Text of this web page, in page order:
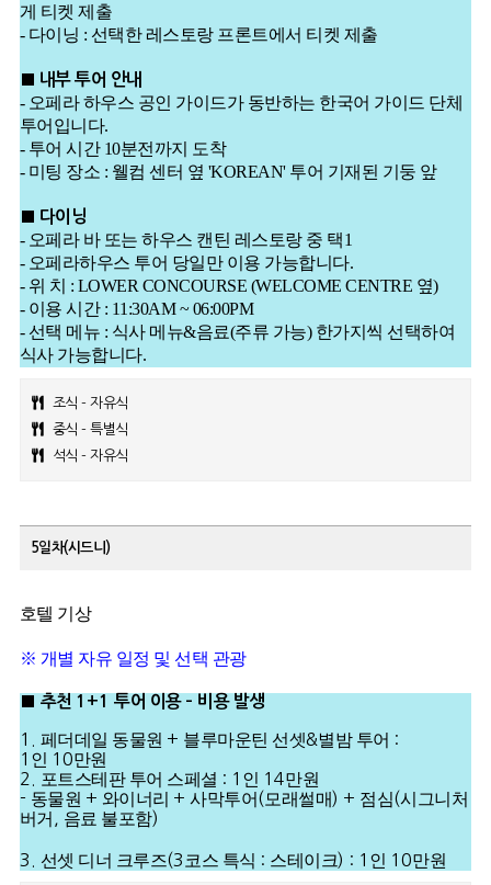
게 티켓 제출
- 다이닝 : 선택한 레스토랑 프론트에서 티켓 제출
■ 내부 투어 안내
- 오페라 하우스 공인 가이드가 동반하는 한국어 가이드 단체
투어입니다.
- 투어 시간 10분전까지 도착
- 미팅 장소 : 웰컴 센터 옆 'KOREAN' 투어 기재된 기둥 앞
■ 다이닝
- 오페라 바 또는 하우스 캔틴 레스토랑 중 택1
- 오페라하우스 투어 당일만 이용 가능합니다.
- 위 치 : LOWER CONCOURSE (WELCOME CENTRE 옆)
- 이용 시간 : 11:30AM ~ 06:00PM
- 선택 메뉴 : 식사 메뉴&음료(주류 가능) 한가지씩 선택하여
식사 가능합니다.
조식 - 자유식
중식 - 특별식
석식 - 자유식
5일차(시드니)
호텔 기상
※ 개별 자유 일정 및 선택 관광
추천 1+1투어 이용 – 비용 발생
1. 페더데일 동물원 + 블루마운틴 선셋&별밤 투어 :
1 인 10만원
2. 포트스테판 투어 스페셜 : 1 인 14만원
- 동물원 + 와이너리 +사막투어( 모래썰매) + 점심(시그니처
버거 , 음료 불포함)
3. 선셋 디너 크루즈(3 코스 특식 : 스테이크) : 1 인 10만원